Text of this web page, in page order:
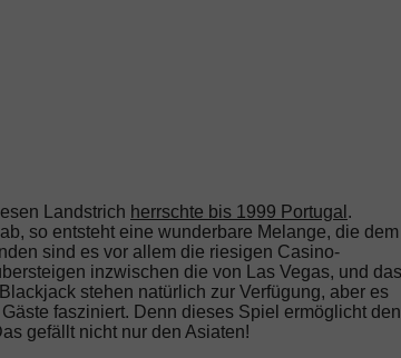
Landstrich herrschte bis 1999 Portugal .
so entsteht eine wunderbare Melange, die dem
sind es vor allem die riesigen Casino-
inzwischen die von Las Vegas, und das
stehen natürlich zur Verfügung, aber es
fasziniert. Denn dieses Spiel ermöglicht den
gefällt nicht nur den Asiaten!